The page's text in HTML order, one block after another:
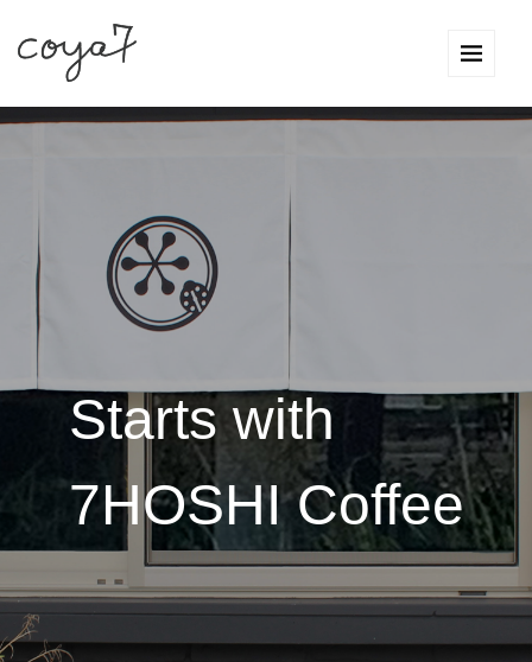
Starts with
7HOSHI Coffee